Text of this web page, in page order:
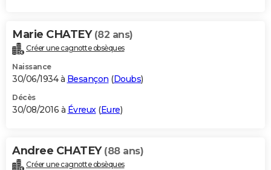
Marie CHATEY (82 ans)
Créer une cagnotte obsèques
Naissance
30/06/1934 à Besançon (Doubs)
Décès
30/08/2016 à Évreux(Eure)
Andree CHATEY (88 ans)
Créer une cagnotte obsèques